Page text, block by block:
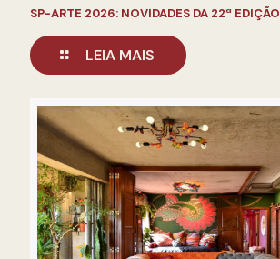
SP-ARTE 2026: NOVIDADES DA 22ª EDIÇÃO
LEIA MAIS